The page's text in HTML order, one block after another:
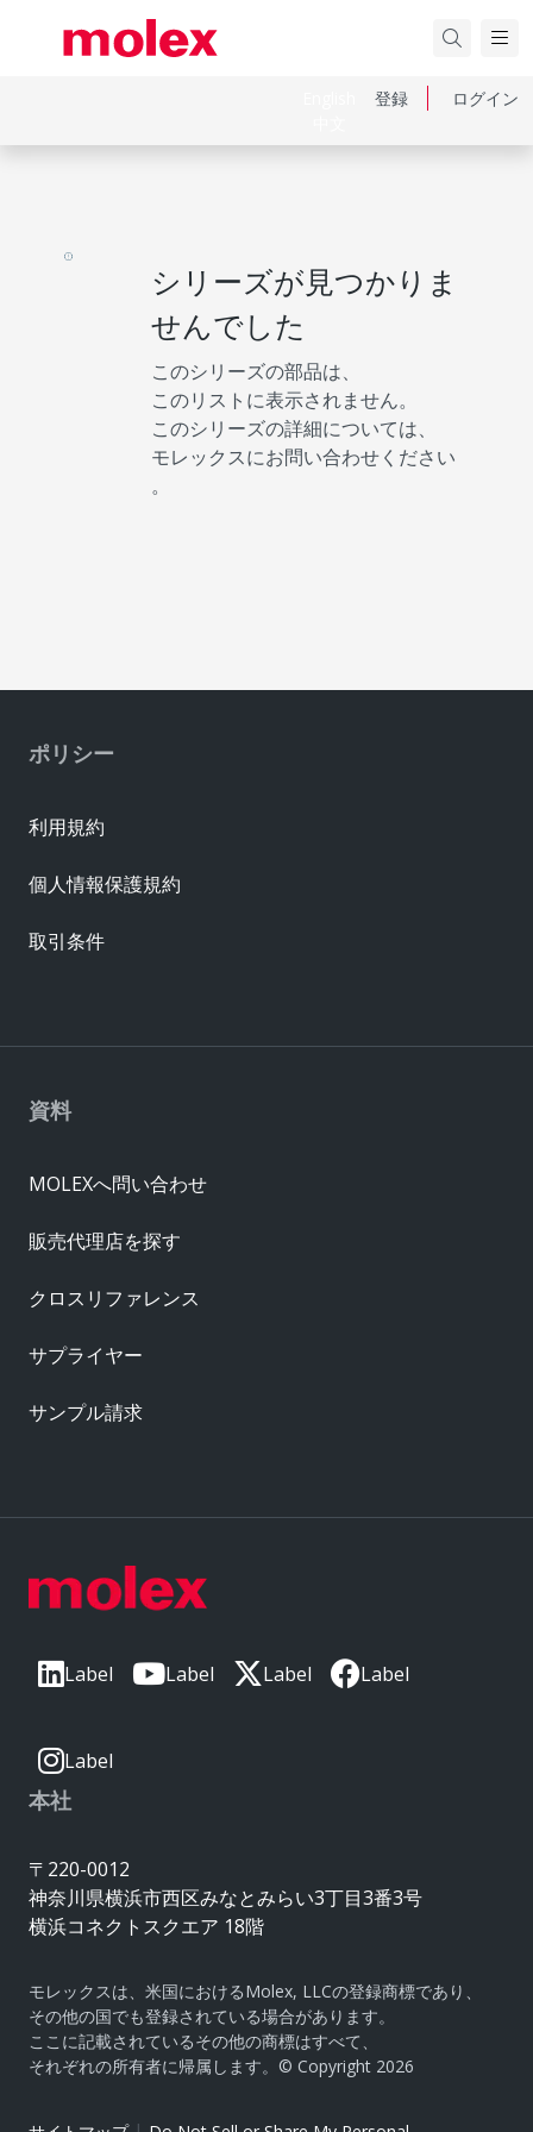
登録 ログイン
シリーズが見つかりま
せんでした
このシリーズの部品は、
このリストに表示されません。
このシリーズの詳細については、
モレックスにお問い合わせください
。
Label Label Label Label
Label
本社
〒220-0012
神奈川県横浜市西区みなとみらい3丁目3番3号
横浜コネクトスクエア 18階
モレックスは、米国におけるMolex, LLCの登録商標であり、
その他の国でも登録されている場合があります。
ここに記載されているその他の商標はすべて、
それぞれの所有者に帰属します。© Copyright 2026
資料
MOLEXへ問い合わせ
販売代理店を探す
クロスリファレンス
サプライヤー
サンプル請求
ポリシー
利用規約
個人情報保護規約
取引条件